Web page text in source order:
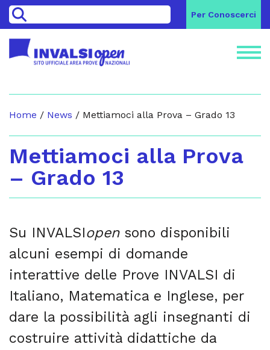
> Per Conoscerci
Home / News / Mettiamoci alla Prova – Grado 13
Mettiamoci alla Prova
– Grado 13
Su INVALSIopensono disponibili
alcuni esempi di domande
interattive delle Prove INVALSI di
Italiano, Matematica e Inglese, per
dare la possibilità agli insegnanti di
costruire attività didattiche da